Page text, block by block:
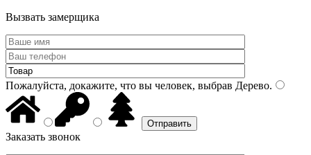
Вызвать замерщика
Пожалуйста, докажите, что вы человек, выбрав Дерево.
Заказать звонок